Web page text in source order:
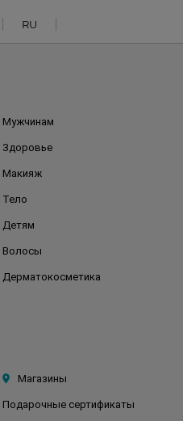
RU
Мужчинам
Здоровье
Макияж
Тело
Детям
Волосы
Дерматокосметика
Магазины
Подарочные сертификаты